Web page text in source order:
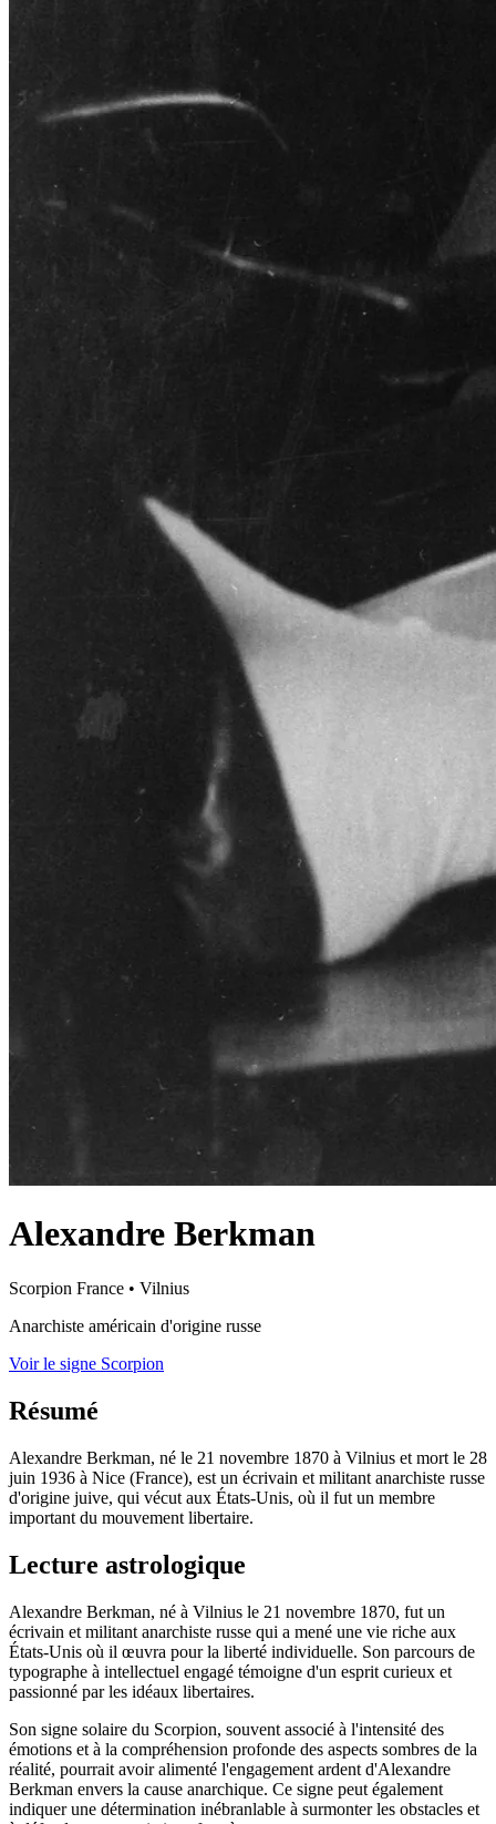
Alexandre Berkman
Scorpion France • Vilnius
Anarchiste américain d'origine russe
Voir le signe Scorpion
Résumé
Alexandre Berkman, né le 21 novembre 1870 à Vilnius et mort le 28
juin 1936 à Nice (France), est un écrivain et militant anarchiste russe
d'origine juive, qui vécut aux États-Unis, où il fut un membre
important du mouvement libertaire.
Lecture astrologique
Alexandre Berkman, né à Vilnius le 21 novembre 1870, fut un
écrivain et militant anarchiste russe qui a mené une vie riche aux
États-Unis où il œuvra pour la liberté individuelle. Son parcours de
typographe à intellectuel engagé témoigne d'un esprit curieux et
passionné par les idéaux libertaires.
Son signe solaire du Scorpion, souvent associé à l'intensité des
émotions et à la compréhension profonde des aspects sombres de la
réalité, pourrait avoir alimenté l'engagement ardent d'Alexandre
Berkman envers la cause anarchique. Ce signe peut également
indiquer une détermination inébranlable à surmonter les obstacles et